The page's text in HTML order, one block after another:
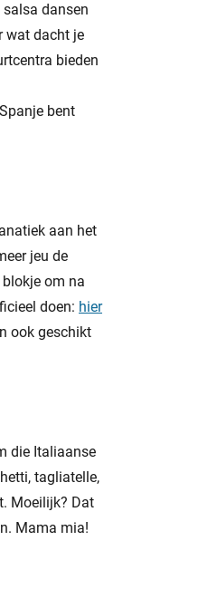
dansen
wat dacht je
bieden
bent
aan het
jeu de
om na
doen: hier
ook geschikt
die Italiaanse
tagliatelle,
Moeilijk? Dat
Mama mia!